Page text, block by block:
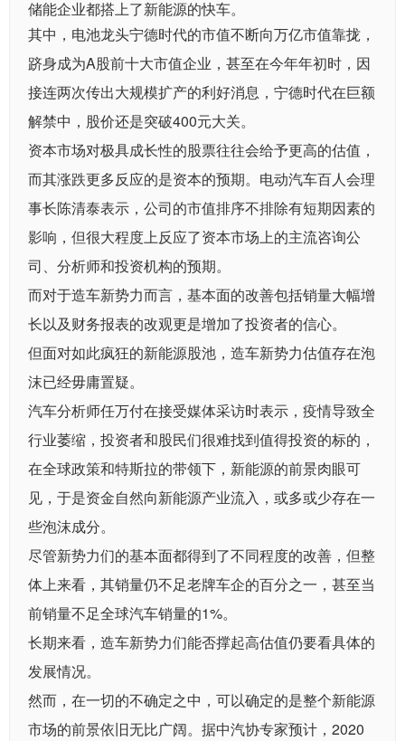
储能企业都搭上了新能源的快车。
其中，电池龙头宁德时代的市值不断向万亿市值靠拢，
跻身成为A股前十大市值企业，甚至在今年年初时，因
接连两次传出大规模扩产的利好消息，宁德时代在巨额
解禁中，股价还是突破400元大关。
资本市场对极具成长性的股票往往会给予更高的估值，
而其涨跌更多反应的是资本的预期。电动汽车百人会理
事长陈清泰表示，公司的市值排序不排除有短期因素的
影响，但很大程度上反应了资本市场上的主流咨询公
司、分析师和投资机构的预期。
而对于造车新势力而言，基本面的改善包括销量大幅增
长以及财务报表的改观更是增加了投资者的信心。
但面对如此疯狂的新能源股池，造车新势力估值存在泡
沫已经毋庸置疑。
汽车分析师任万付在接受媒体采访时表示，疫情导致全
行业萎缩，投资者和股民们很难找到值得投资的标的，
在全球政策和特斯拉的带领下，新能源的前景肉眼可
见，于是资金自然向新能源产业流入，或多或少存在一
些泡沫成分。
尽管新势力们的基本面都得到了不同程度的改善，但整
体上来看，其销量仍不足老牌车企的百分之一，甚至当
前销量不足全球汽车销量的1%。
长期来看，造车新势力们能否撑起高估值仍要看具体的
发展情况。
然而，在一切的不确定之中，可以确定的是整个新能源
市场的前景依旧无比广阔。据中汽协专家预计，2020